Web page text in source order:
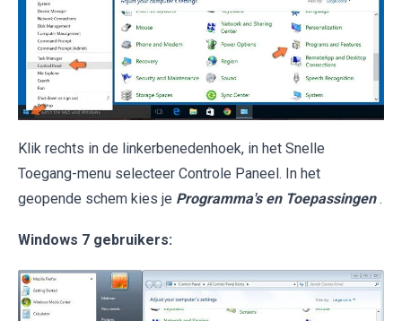
Klik rechts in de linkerbenedenhoek, in het Snelle
Toegang-menu selecteer Controle Paneel. In het
geopende schem kies je Programma's en Toepassingen .
Windows 7 gebruikers: